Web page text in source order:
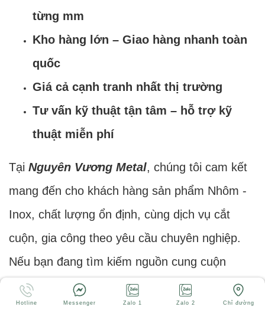
từng mm
Kho hàng lớn – Giao hàng nhanh toàn
quốc
Giá cả cạnh tranh nhất thị trường
Tư vấn kỹ thuật tận tâm – hỗ trợ kỹ
thuật miễn phí
Tại Nguyên Vương Metal, chúng tôi cam kết
mang đến cho khách hàng sản phẩm Nhôm -
Inox, chất lượng ổn định, cùng dịch vụ cắt
cuộn, gia công theo yêu cầu chuyên nghiệp.
Nếu bạn đang tìm kiếm nguồn cung cuộn
Nhôm - Inox, sẵn hàng, giao nhanh, hãy liên
Hotline Messenger Zalo 1 Zalo 2 Chỉ đường